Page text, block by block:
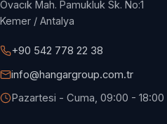
Ovacık Mah. Pamukluk Sk. No:1
Kemer / Antalya
+90 542 778 22 38
info@hangargroup.com.tr
Pazartesi - Cuma, 09:00 - 18:00